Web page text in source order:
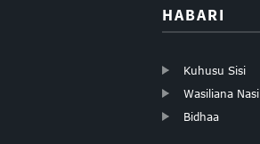
HABARI
Kuhusu Sisi
Wasiliana Nasi
Bidhaa